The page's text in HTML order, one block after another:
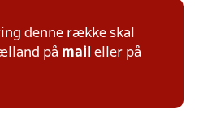
denne række skal
på mail eller på